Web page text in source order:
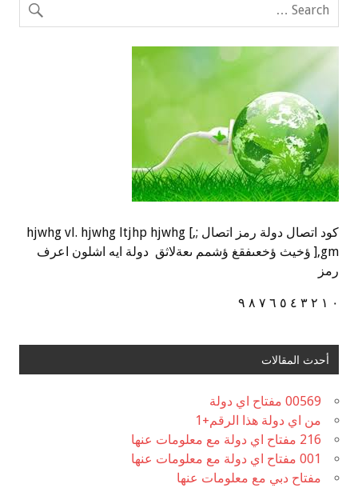
كود اتصال دولة رمز اتصال ;,] hjwhg vl. hjwhg ltjhp hjwhg
],gm ؤخيث ؤخعىفقغ ؤشمم ىعةلاثق دولة ايه اشلون اعرف
رمز
٠ ١ ٢ ٣ ٤ ٥ ٦ ٧ ٨ ٩
أحدث المقالات
00569 مفتاح اي دولة
من اي دولة هذا الرقم+1
216 مفتاح اي دولة مع معلومات عنها
001 مفتاح اي دولة مع معلومات عنها
مفتاح دبي مع معلومات عنها